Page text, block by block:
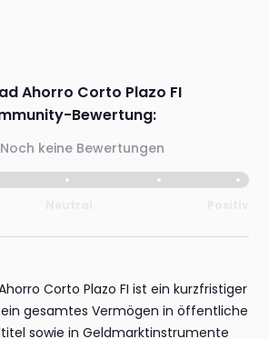
Ahorro Corto Plazo FI
Bewertung:
Noch keine Bewertungen
Corto Plazo FI ist ein kurzfristiger
gesamtes Vermögen in öffentliche
sowie in Geldmarktinstrumente